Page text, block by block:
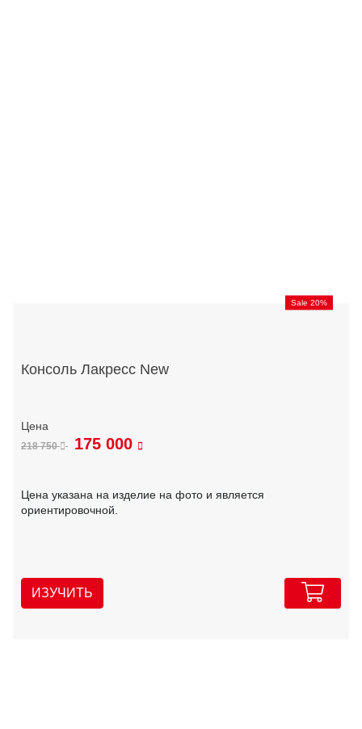
Sale 20%
Консоль Лакресс New
218 750 175 000
Цена указана на изделие на фото и является
ориентировочной.
ИЗУЧИТЬ